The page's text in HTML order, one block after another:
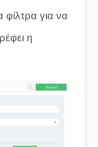
φίλτρα για να
η